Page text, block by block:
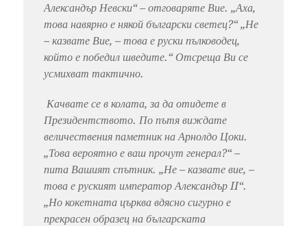
Александър Невски“ – отговаряте Вие. „Аха,
това навярно е някой български светец?“ „Не
– казвате Вие, – това е руски пълководец,
който е победил шведите.“ Отсреща Ви се
усмихват тактично.
Качвате се в колата, за да отидете в
Президентството. По пътя виждате
величествения паметник на Арнолдо Цоки.
„Това вероятно е ваш прочут генерал?“ –
пита Вашият спътник. „Не – казвате вие, –
това е руският император Александър II“.
„Но кокетната църква вдясно сигурно е
прекрасен образец на българската